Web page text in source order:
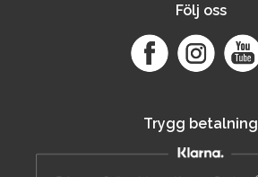
Följ oss
Trygg betalning